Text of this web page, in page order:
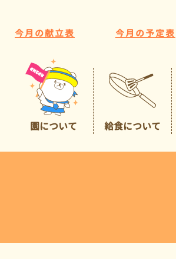
今月の献立表 今月の予定表
園について
給食について
給食について